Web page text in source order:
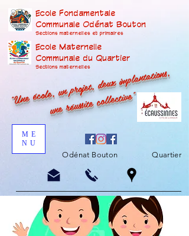
Ecole Fondamentale
Communale Odénat Bouton
Sections maternelles et primaires
Ecole Maternelle
Communale du Quartier
Sections maternelles
"Une école, un projet, deux implantations,
une réussite collective"
ME
NU
Odénat Bouton Quartier